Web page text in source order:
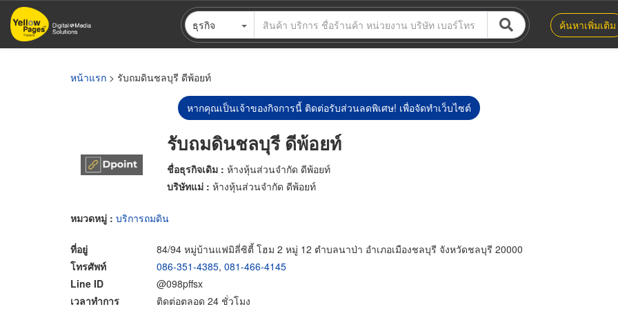
ข้าม
ไป
ธุรกิจ ค้นหาเพิ่มเติม
หน้าแรก > รับถมดินชลบุรี ดีพ้อยท์
หากคุณเป็นเจ้าของกิจการนี้ ติดต่อรับส่วนลดพิเศษ! เพื่อจัดทำเว็บไซต์
รับถมดินชลบุรี ดีพ้อยท์
ชื่อธุรกิจเดิม : ห้างหุ้นส่วนจำกัด ดีพ้อยท์
บริษัทแม่ : ห้างหุ้นส่วนจำกัด ดีพ้อยท์
หมวดหมู่ : บริการถมดิน
ที่อยู่
84/94 หมู่บ้านแฟมิลี่ซิตี้ โฮม 2 หมู่ 12 ตำบลนาป่า อำเภอเมืองชลบุรี จังหวัดชลบุรี 20000
โทรศัพท์
086-351-4385, 081-466-4145
Line ID
@098pffsx
เวลาทำการ
ติดต่อตลอด 24 ชั่วโมง